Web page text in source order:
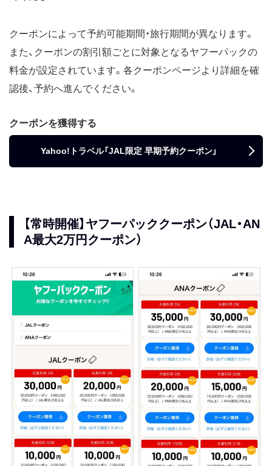
クーポンによって予約可能期間・旅行期間が異なります。
また、クーポンの割引額ごとに対象となるヤフーパックの
料金が設定されています。各クーポンページより詳細を確
認後、予約へ進んでください。
クーポンを獲得する
Yahoo!トラベル「JAL限定 早期予約クーポン」
【常時開催】ヤフーパッククーポン（JAL・AN
A最大2万円クーポン）